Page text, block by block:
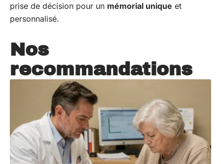
prise de décision pour un mémorial unique et
personnalisé.
Nos
recommandations